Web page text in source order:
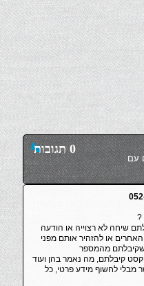
0 תגובות
עם
שיחה לא רצוייה או הודעה
או להזהיר אותם מפני
מהמספר
טקסט קיבלתם, מה נאמר בהן ועוד
מבלי לחשוף מידע פרטי, כל